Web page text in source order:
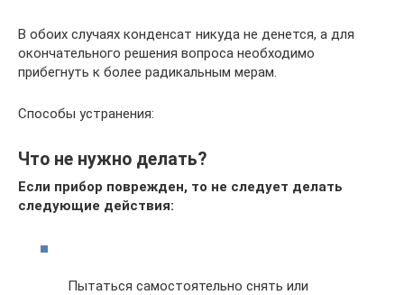
В обоих случаях конденсат никуда не денется, а для
окончательного решения вопроса необходимо
прибегнуть к более радикальным мерам.
Способы устранения:
Что не нужно делать?
Если прибор поврежден, то не следует делать
следующие действия:
Пытаться самостоятельно снять или